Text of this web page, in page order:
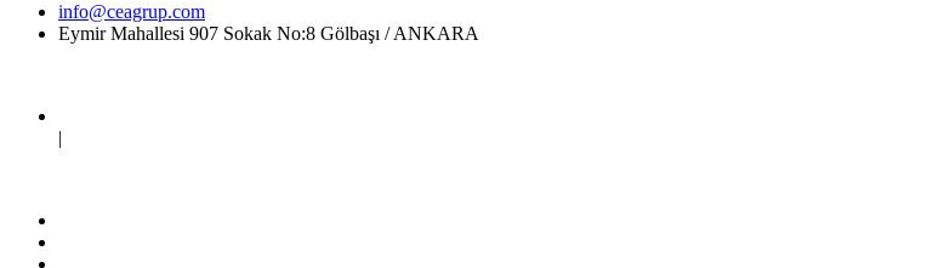
info@ceagrup.com
Eymir Mahallesi 907 Sokak No:8 Gölbaşı / ANKARA
|